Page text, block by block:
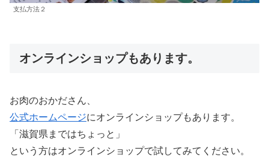
支払方法２
オンラインショップもあります。
お肉のおかださん、
公式ホームページにオンラインショップもあります。
「滋賀県まではちょっと」
という方はオンラインショップで試してみてください。